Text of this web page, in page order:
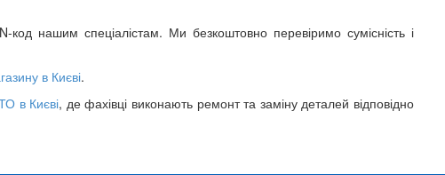
код нашим спеціалістам. Ми безкоштовно перевіримо сумісність і
в Києві.
в Києві, де фахівці виконають ремонт та заміну деталей відповідно